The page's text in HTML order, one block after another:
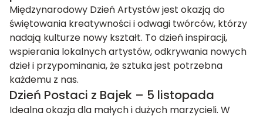
Międzynarodowy Dzień Artystów jest okazją do
świętowania kreatywności i odwagi twórców, którzy
nadają kulturze nowy kształt. To dzień inspiracji,
wspierania lokalnych artystów, odkrywania nowych
dzieł i przypominania, że sztuka jest potrzebna
każdemu z nas.
Dzień Postaci z Bajek – 5 listopada
Idealna okazja dla małych i dużych marzycieli. W